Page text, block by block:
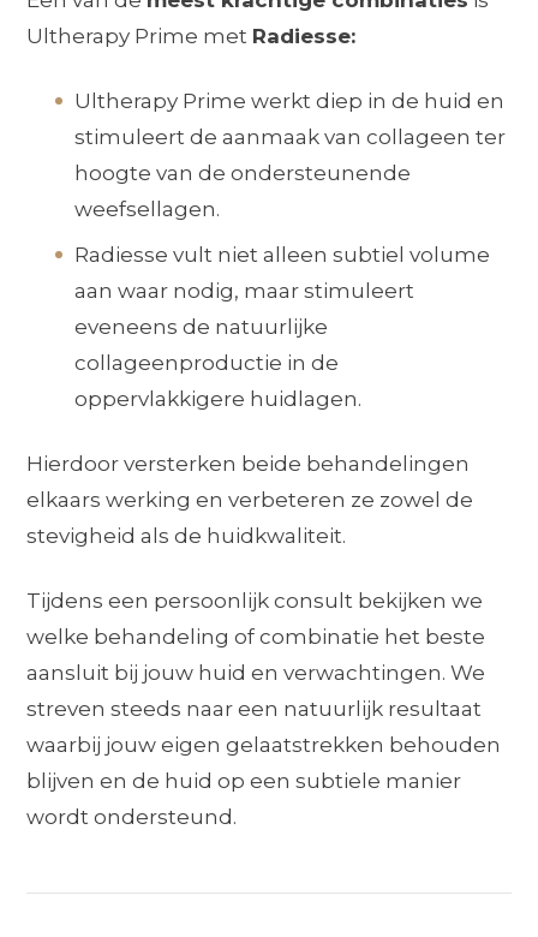
Ultherapy Prime met Radiesse:
Ultherapy Prime werkt diep in de huid en
stimuleert de aanmaak van collageen ter
hoogte van de ondersteunende
weefsellagen.
Radiesse vult niet alleen subtiel volume
aan waar nodig, maar stimuleert
eveneens de natuurlijke
collageenproductie in de
oppervlakkigere huidlagen.
Hierdoor versterken beide behandelingen
elkaars werking en verbeteren ze zowel de
stevigheid als de huidkwaliteit.
Tijdens een persoonlijk consult bekijken we
welke behandeling of combinatie het beste
aansluit bij jouw huid en verwachtingen. We
streven steeds naar een natuurlijk resultaat
waarbij jouw eigen gelaatstrekken behouden
blijven en de huid op een subtiele manier
wordt ondersteund.